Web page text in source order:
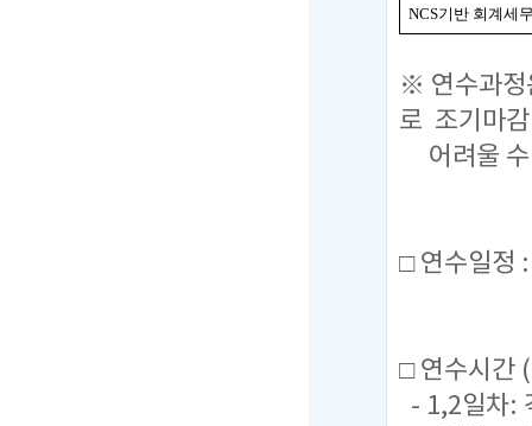
NCS기반 회계세
※ 연수과정
로 조기마
어려울 수
□ 연수일
□ 연수시간
- 1,2일차: